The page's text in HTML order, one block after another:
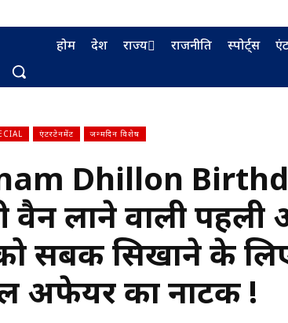
होम देश राज्य राजनीति स्पोर्ट्स
एंटरटेनमेंट जन्मदिन विशेष
Dhillon
वैन लाने वाली पहली
सबक सिखाने के लिए
अफेयर का नाटक !